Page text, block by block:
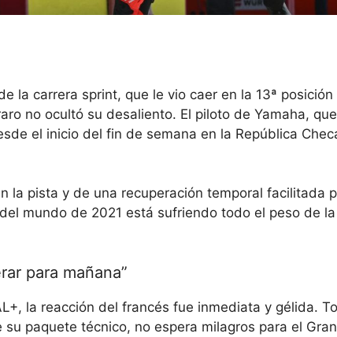
la carrera sprint, que le vio caer en la 13ª
no ocultó su desaliento. El piloto de Yamaha,
el inicio del fin de semana en la República
la pista y de una recuperación temporal facilitada
mundo de 2021 está sufriendo todo el peso de
para mañana”
la reacción del francés fue inmediata y gélida.
paquete técnico, no espera milagros para el